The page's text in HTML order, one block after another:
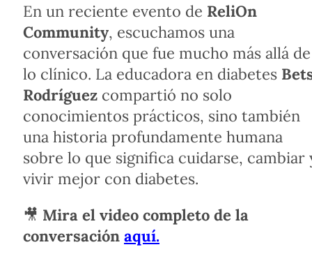
En un reciente evento de ReliOn
Community, escuchamos una
conversación que fue mucho más allá de
lo clínico. La educadora en diabetes
Rodríguez compartió no solo
conocimientos prácticos, sino también
una historia profundamente humana
sobre lo que significa cuidarse, cambiar
vivir mejor con diabetes.
🎥 Mira el video completo de la
conversación aquí.